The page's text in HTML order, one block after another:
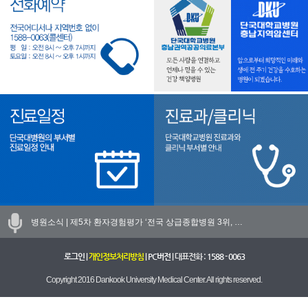
병원소식 | 제5차 환자경험평가 ‘전국 상급종합병원 3위, …
로그인| 개인정보처리방침| PC버전| 대표전화 : 1588 - 0063
Copyright 2016 Dankook University Medical Center. All rights reserved.